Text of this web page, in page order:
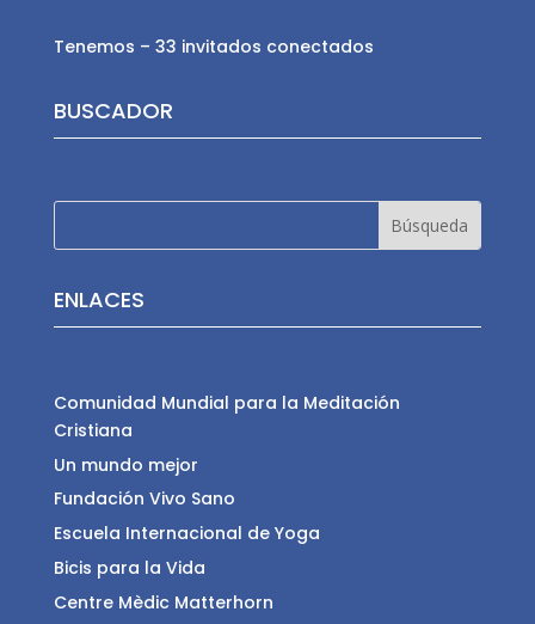
Tenemos – 33 invitados conectados
BUSCADOR
ENLACES
Comunidad Mundial para la Meditación
Cristiana
Un mundo mejor
Fundación Vivo Sano
Escuela Internacional de Yoga
Bicis para la Vida
Centre Mèdic Matterhorn